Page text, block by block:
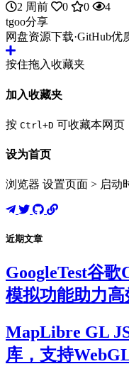
2 周前
0 0
4
tgoo分享
网盘资源下载·GitHub优
按住拖入收藏夹
加入收藏夹
按 Ctrl+D 可收藏本网页
设为首页
浏览器 设置页面 > 启动
近期文章
GoogleTest谷
模拟功能助力高
MapLibre GL
库，支持